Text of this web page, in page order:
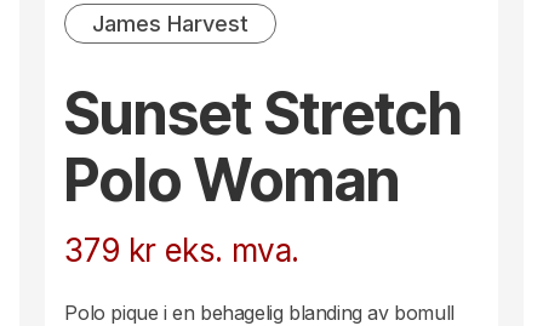
James Harvest
Sunset Stretch
Polo Woman
379 kr eks. mva.
Polo pique i en behagelig blanding av bomull